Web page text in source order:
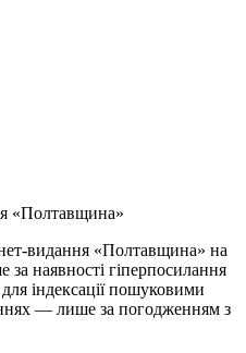
«Полтавщина»
видання «Полтавщина» на
за наявності гіперпосилання
індексації пошуковими
— лише за погодженням з